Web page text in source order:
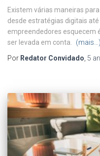
Existem várias maneiras
desde estratégias digitais
empreendedores esquecem
ser levada em conta.
(mais…)
Por Redator Convidado 5